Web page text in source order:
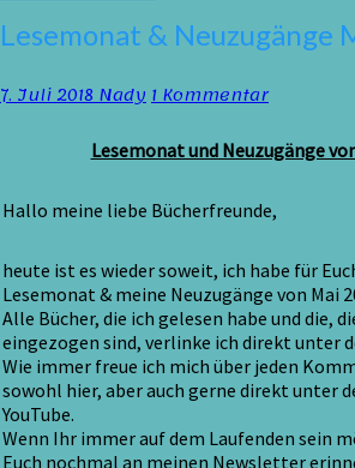
Lesemonat
&
Mai
Lesemonat & Neuzugänge
7. Juli 2018NadyKommentare
1 Kommentar
Lesemonat und Neuzugänge
Hallo meine liebe Bücherfreunde,
heute ist es wieder soweit, ich habe für
Lesemonat & meine Neuzugänge von Mai
Alle Bücher, die ich gelesen habe und die,
eingezogen sind, verlinke ich direkt unter
Wie immer freue ich mich über jeden
sowohl hier, aber auch gerne direkt unter
YouTube.
Wenn Ihr immer auf dem Laufenden sein
Euch nochmal an meinen Newsletter